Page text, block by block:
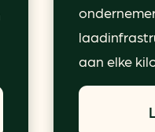
aan elke